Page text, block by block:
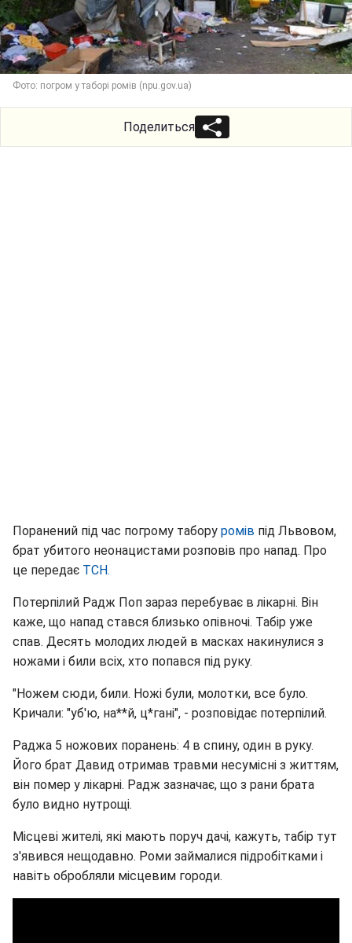
Фото: погром у таборі ромів (npu.gov.ua)
Поделиться
Поранений під час погрому табору ромів під Львовом,
брат убитого неонацистами розповів про напад. Про
це передає ТСН.
Потерпілий Радж Поп зараз перебуває в лікарні. Він
каже, що напад стався близько опівночі. Табір уже
спав. Десять молодих людей в масках накинулися з
ножами і били всіх, хто попався під руку.
"Ножем сюди, били. Ножі були, молотки, все було.
Кричали: "уб'ю, на**й, ц*гані", - розповідає потерпілий.
Раджа 5 ножових поранень: 4 в спину, один в руку.
Його брат Давид отримав травми несумісні з життям,
він помер у лікарні. Радж зазначає, що з рани брата
було видно нутрощі.
Місцеві жителі, які мають поруч дачі, кажуть, табір тут
з'явився нещодавно. Роми займалися підробітками і
навіть обробляли місцевим городи.